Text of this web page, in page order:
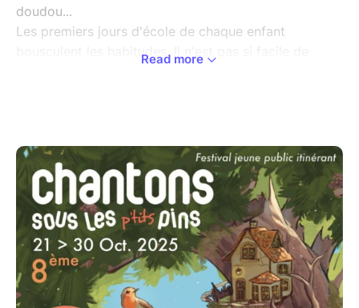
doudou...
Les premiers jours d'école de chaque enfant
bousculent les habitudes. Il n'est pas si facile de
Théâtre, jeu d’objets, vibraphone et machine à
coudre, voici l’univers de ce spectacle poétique et
transgressif, émouvant et jubilatoire.
https://www.unehirondellecie.com/couverture-ca-
2.html
Read more